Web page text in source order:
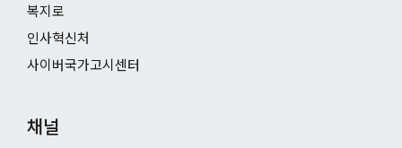
복지로
인사혁신처
사이버국가고시센터
채널